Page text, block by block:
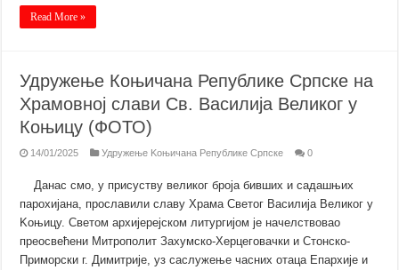
Read More »
Удружење Коњичана Републике Српске на
Храмовној слави Св. Василија Великог у
Коњицу (ФОТО)
14/01/2025 Удружење Kоњичана Републике Српске 0
Данас смо, у присуству великог броја бивших и садашњих
парохијана, прославили славу Храма Светог Василија Великог у
Kоњицу. Светом архијерејском литургијом је начелствовао
преосвећени Митрополит Захумско-Херцеговачки и Стонско-
Приморски г. Димитрије, уз саслужење часних отаца Епархије и